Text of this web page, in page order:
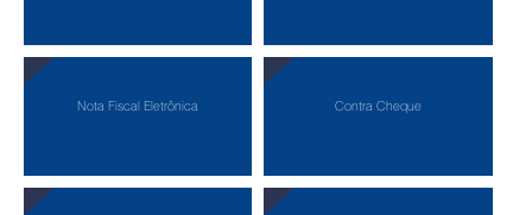
Nota Fiscal Eletrônica Contra Cheque